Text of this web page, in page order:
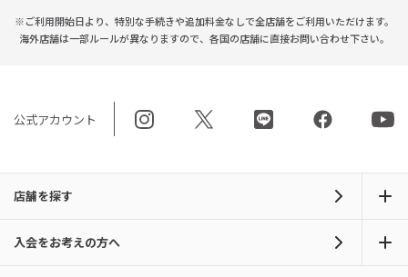
※ご利用開始日より、特別な手続きや追加料金なしで全店舗をご利用いただけます。
海外店舗は一部ルールが異なりますので、 各国の店舗に直接お問い合わせ下さい。
公式アカウント
店舗を探す
入会をお考えの方へ